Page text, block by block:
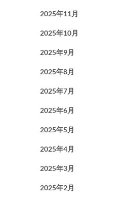
2025年11月
2025年10月
2025年9月
2025年8月
2025年7月
2025年6月
2025年5月
2025年4月
2025年3月
2025年2月